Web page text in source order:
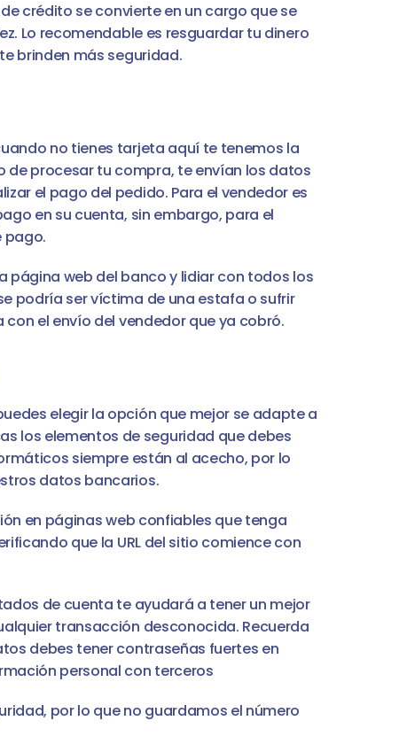
crédito se convierte en un cargo que se
Lo recomendable es resguardar tu dinero
brinden más seguridad.
no tienes tarjeta aquí te tenemos la
de procesar tu compra, te envían los datos
el pago del pedido. Para el vendedor es
en su cuenta, sin embargo, para el
pago.
página web del banco y lidiar con todos los
podría ser víctima de una estafa o sufrir
el envío del vendedor que ya cobró.
elegir la opción que mejor se adapte a
los elementos de seguridad que debes
siempre están al acecho, por lo
datos bancarios.
en páginas web confiables que tenga
que la URL del sitio comience con
de cuenta te ayudará a tener un mejor
transacción desconocida. Recuerda
debes tener contraseñas fuertes en
personal con terceros
por lo que no guardamos el número